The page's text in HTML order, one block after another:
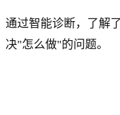
通过智能诊断，了解
决"怎么做"的问题。